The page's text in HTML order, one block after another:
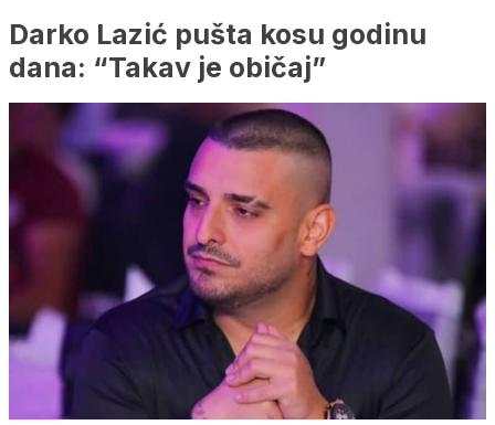
Darko Lazić pušta kosu godinu
dana: “Takav je običaj”